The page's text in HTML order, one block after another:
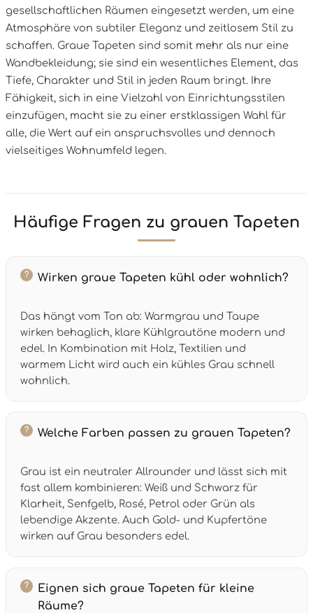
gesellschaftlichen Räumen eingesetzt werden, um eine
Atmosphäre von subtiler Eleganz und zeitlosem Stil zu
schaffen. Graue Tapeten sind somit mehr als nur eine
Wandbekleidung; sie sind ein wesentliches Element, das
Tiefe, Charakter und Stil in jeden Raum bringt. Ihre
Fähigkeit, sich in eine Vielzahl von Einrichtungsstilen
einzufügen, macht sie zu einer erstklassigen Wahl für
alle, die Wert auf ein anspruchsvolles und dennoch
vielseitiges Wohnumfeld legen.
Häufige Fragen zu grauen Tapeten
Wirken graue Tapeten kühl oder wohnlich?
Das hängt vom Ton ab: Warmgrau und Taupe
wirken behaglich, klare Kühlgrautöne modern und
edel. In Kombination mit Holz, Textilien und
warmem Licht wird auch ein kühles Grau schnell
wohnlich.
Welche Farben passen zu grauen Tapeten?
Grau ist ein neutraler Allrounder und lässt sich mit
fast allem kombinieren: Weiß und Schwarz für
Klarheit, Senfgelb, Rosé, Petrol oder Grün als
lebendige Akzente. Auch Gold- und Kupfertöne
wirken auf Grau besonders edel.
Eignen sich graue Tapeten für kleine
Räume?